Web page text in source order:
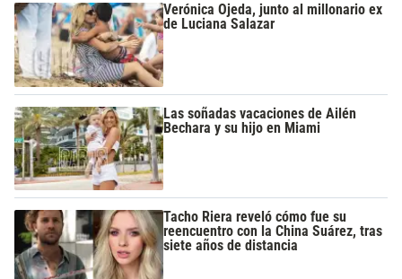
Verónica Ojeda, junto al millonario ex
de Luciana Salazar
Las soñadas vacaciones de Ailén
Bechara y su hijo en Miami
Tacho Riera reveló cómo fue su
reencuentro con la China Suárez, tras
siete años de distancia